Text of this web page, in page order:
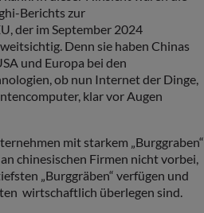
Berichts zur
der im September 2024
Denn sie haben Chinas
und Europa bei den
ob nun Internet der Dinge,
klar vor Augen
mit starkem „Burggraben“
chinesischen Firmen nicht vorbei,
„Burggräben“ verfügen und
wirtschaftlich überlegen sind.